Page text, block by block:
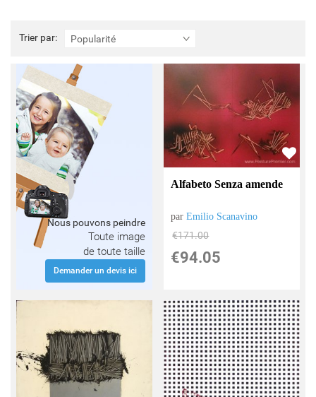
Trier par: Popularité
Trier
par:
Nous pouvons peindre
Toute image
de toute taille
Demander un devis ici
Alfabeto Senza amende
parEmilio Scanavino
€171.00
€94.05